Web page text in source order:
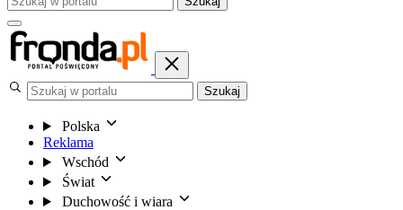
Szukaj
Polska
Reklama
Wschód
Świat
Duchowość i wiara